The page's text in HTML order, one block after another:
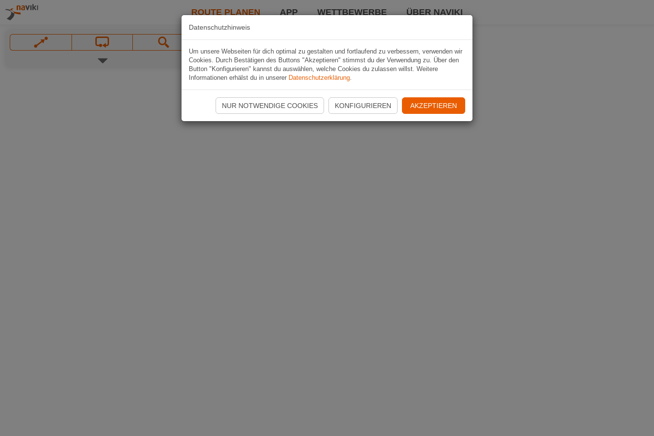
ROUTE PLANEN APP WETTBEWERBE ÜBER NAVIKI
Datenschutzhinweis
Um unsere Webseiten für dich optimal zu gestalten und fortlaufend zu verbessern, verwenden wir
Cookies. Durch Bestätigen des Buttons "Akzeptieren" stimmst du der Verwendung zu. Über den
Button "Konfigurieren" kannst du auswählen, welche Cookies du zulassen willst. Weitere
Informationen erhälst du in unserer Datenschutzerklärung.
NUR NOTWENDIGE COOKIES KONFIGURIEREN AKZEPTIEREN